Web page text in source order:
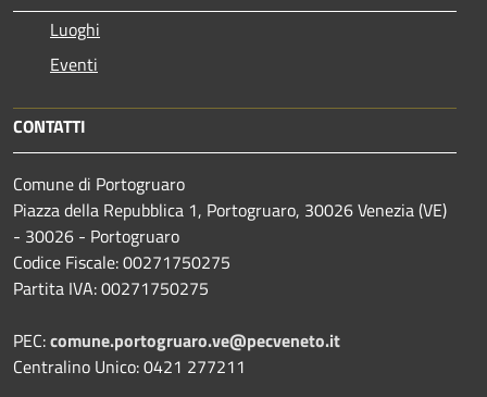
Luoghi
Eventi
CONTATTI
Comune di Portogruaro
Piazza della Repubblica 1, Portogruaro, 30026 Venezia (VE)
- 30026 - Portogruaro
Codice Fiscale: 00271750275
Partita IVA: 00271750275
PEC:comune.portogruaro.ve@pecveneto.it
Centralino Unico: 0421 277211